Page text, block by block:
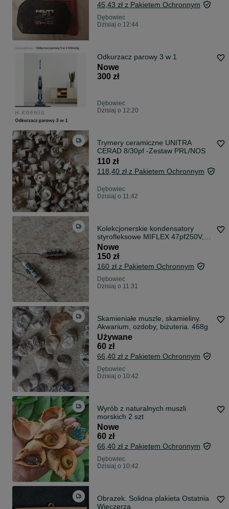
45,43 zł z Pakietem Ochronnym
Dębowiec
Dzisiaj o 12:44
Odkurzacz parowy 3 w 1
Nowe
300 zł
Dębowiec
Dzisiaj o 12:20
Trymery ceramiczne UNITRA
CERAD 8/30pf -Zestaw PRL/NOS
110 zł
118,40 zł z Pakietem Ochronnym
Dębowiec
Dzisiaj o 11:42
Kolekcjonerskie kondensatory
styrofleksowe MIFLEX 47pf250V,
200szt
Nowe
150 zł
160 zł z Pakietem Ochronnym
Dębowiec
Dzisiaj o 11:31
Skamieniałe muszle, skamieliny.
Akwarium, ozdoby, biżuteria. 468g
Używane
60 zł
66,40 zł z Pakietem Ochronnym
Dębowiec
Dzisiaj o 10:42
Wyrób z naturalnych muszli
morskich 2 szt
Nowe
60 zł
66,40 zł z Pakietem Ochronnym
Dębowiec
Dzisiaj o 10:42
Obrazek. Solidna plakieta Ostatnia
Wieczerza